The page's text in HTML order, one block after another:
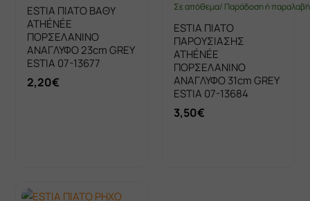
ESTIA ΠΙΑΤΟ ΒΑΘΥ
ATHÉNÉE
ΠΟΡΣΕΛΑΝΙΝΟ
ΑΝΑΓΛΥΦΟ 23cm GREY
ESTIA 07-13677
2,20€
Σε απόθεμα/ Παράδοση ή
ESTIA ΠΙΑΤΟ
ΠΑΡΟΥΣΙΑΣΗΣ
ATHÉNÉE
ΠΟΡΣΕΛΑΝΙΝΟ
ΑΝΑΓΛΥΦΟ 31cm GREY
ESTIA 07-13684
3,50€